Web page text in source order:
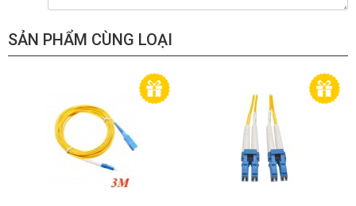
SẢN PHẨM CÙNG LOẠI